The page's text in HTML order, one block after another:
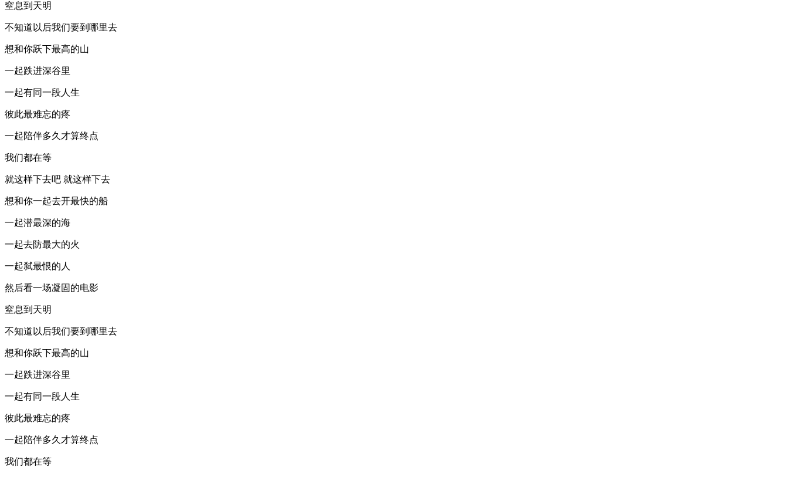
窒息到天明
不知道以后我们要到哪里去
想和你跃下最高的山
一起跌进深谷里
一起有同一段人生
彼此最难忘的疼
一起陪伴多久才算终点
我们都在等
就这样下去吧 就这样下去
想和你一起去开最快的船
一起潜最深的海
一起去防最大的火
一起弑最恨的人
然后看一场凝固的电影
窒息到天明
不知道以后我们要到哪里去
想和你跃下最高的山
一起跌进深谷里
一起有同一段人生
彼此最难忘的疼
一起陪伴多久才算终点
我们都在等